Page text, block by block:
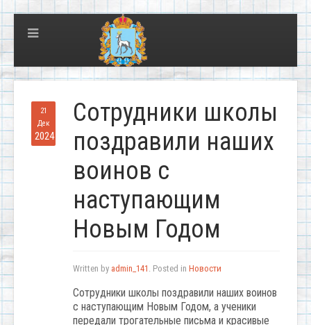
21
Дек
2024
Сотрудники школы
поздравили наших
воинов с
наступающим
Новым Годом
Written by admin_141 . Posted in Новости
Сотрудники школы поздравили наших воинов
с наступающим Новым Годом, а ученики
передали трогательные письма и красивые